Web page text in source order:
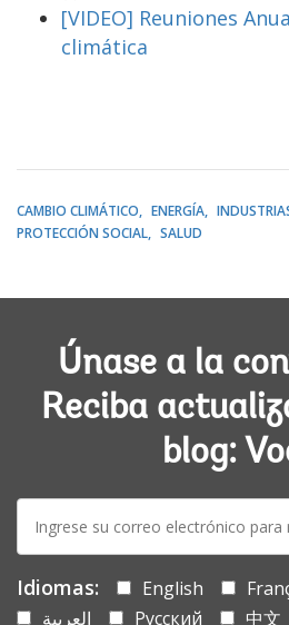
[VIDEO] Reuniones
climática
CAMBIO CLIMÁTICO ENERGÍA
PROTECCIÓN SOCIAL
SALUD
Únase a la
Reciba
blog:
mail:
Idiomas: English
العربية
Русский 中文